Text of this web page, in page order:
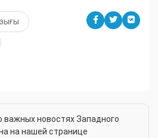
важных новостях Западного
на нашей странице